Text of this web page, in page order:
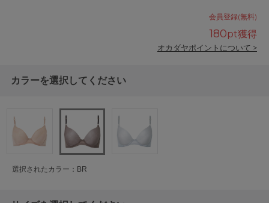
会員登録(無料)
180pt獲得
オカダヤポイントについて >
カラーを選択してください
選択されたカラー：BR